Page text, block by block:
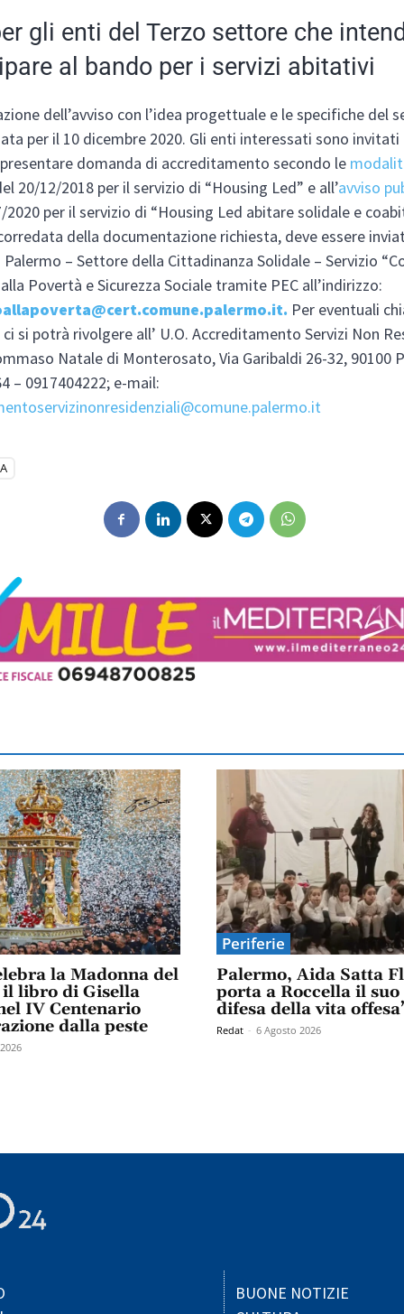
gli enti del Terzo settore che
al bando per i servizi abitativi
dell’avviso con l’idea progettuale e le specifiche del
per il 10 dicembre 2020. Gli enti interessati sono invitati
domanda di accreditamento secondo le
20/12/2018 per il servizio di “Housing Led” e all’avviso
per il servizio di “Housing Led abitare solidale e
della documentazione richiesta, deve essere
Palermo – Settore della Cittadinanza Solidale – Servizio
Povertà e Sicurezza Sociale tramite PEC all’indirizzo:
Per eventuali
si potrà rivolgere all’ U.O. Accreditamento Servizi Non
Natale di Monterosato, Via Garibaldi 26-32, 90100
– 0917404222; e-mail:
la Madonna del
il libro di Gisella
IV Centenario
dalla peste
Periferie
Palermo, Aida Satta
porta a Roccella il suo
difesa della vita
Redat - 6 Agosto 2026
BUONE NOTIZIE